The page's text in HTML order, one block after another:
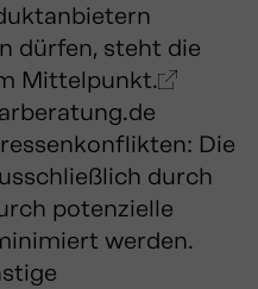
dürfen, steht die
Mittelpunkt.
Die
durch
potenzielle
werden.